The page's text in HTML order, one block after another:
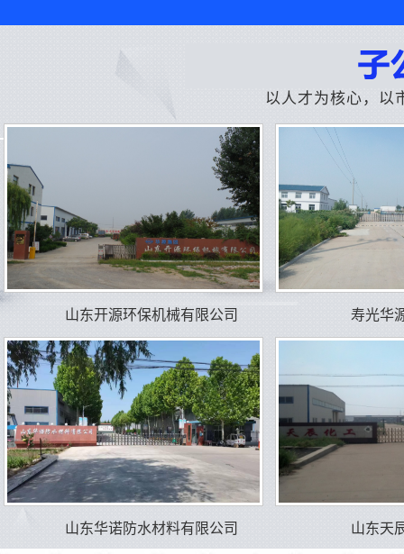
以人才为核心，以
山东开源环保机械有限公司 寿光华
山东华诺防水材料有限公司 山东天